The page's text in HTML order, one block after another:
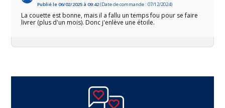
Publié le 06/02/2025 à 09:42(Date de commande : 07/12/2024)
La couette est bonne, mais il a fallu un temps fou pour se faire
livrer (plus d'un mois). Donc j'enlève une étoile.